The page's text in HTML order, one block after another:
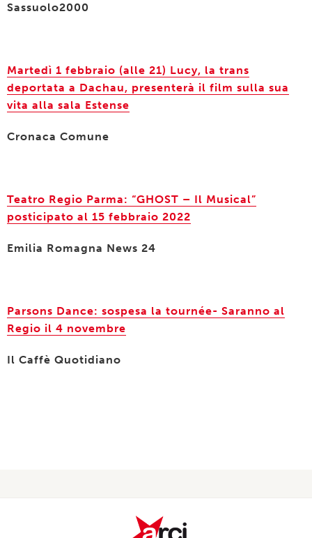
Sassuolo2000
Martedì 1 febbraio (alle 21) Lucy, la trans
deportata a Dachau, presenterà il film sulla sua
vita alla sala Estense
Cronaca Comune
Teatro Regio Parma: “GHOST – Il Musical”
posticipato al 15 febbraio 2022
Emilia Romagna News 24
Parsons Dance: sospesa la tournée- Saranno al
Regio il 4 novembre
Il Caffè Quotidiano